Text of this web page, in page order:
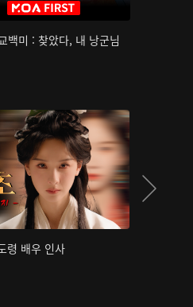
백미 : 찾았다, 내 낭군님
령 배우 인사